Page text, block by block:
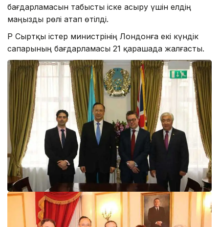
бағдарламасын табысты іске асыру үшін елдің
маңызды рөлі атап өтілді.
ҚР Сыртқы істер министрінің Лондонға екі күндік
сапарының бағдарламасы 21 қарашада жалғасты.